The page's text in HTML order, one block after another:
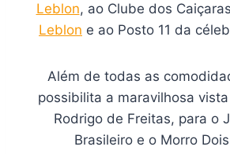
Leblon, ao Clube dos
Leblon e ao Posto 11 da
Além de todas as
possibilita a maravilhosa
Rodrigo de Freitas, para o
Brasileiro e o Morro